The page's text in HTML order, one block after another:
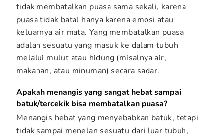
tidak membatalkan puasa sama sekali, karena
puasa tidak batal hanya karena emosi atau
keluarnya air mata. Yang membatalkan puasa
adalah sesuatu yang masuk ke dalam tubuh
melalui mulut atau hidung (misalnya air,
makanan, atau minuman) secara sadar.
Apakah menangis yang sangat hebat sampai
batuk/tercekik bisa membatalkan puasa?
Menangis hebat yang menyebabkan batuk, tetapi
tidak sampai menelan sesuatu dari luar tubuh,